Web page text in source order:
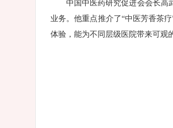
中国中医药研究促进会会长高
业务。他重点推介了“中医芳香茶
体验，能为不同层级医院带来可观